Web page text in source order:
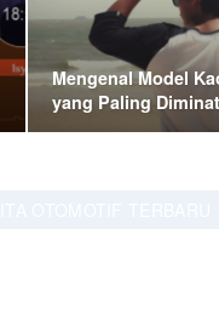
Mengenal Model
yang Paling